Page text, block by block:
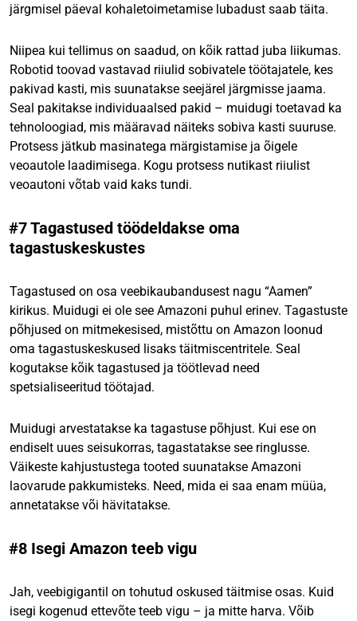
järgmisel päeval kohaletoimetamise lubadust saab täita.
Niipea kui tellimus on saadud, on kõik rattad juba liikumas.
Robotid toovad vastavad riiulid sobivatele töötajatele, kes
pakivad kasti, mis suunatakse seejärel järgmisse jaama.
Seal pakitakse individuaalsed pakid – muidugi toetavad ka
tehnoloogiad, mis määravad näiteks sobiva kasti suuruse.
Protsess jätkub masinatega märgistamise ja õigele
veoautole laadimisega. Kogu protsess nutikast riiulist
veoautoni võtab vaid kaks tundi.
#7 Tagastused töödeldakse oma
tagastuskeskustes
Tagastused on osa veebikaubandusest nagu “Aamen”
kirikus. Muidugi ei ole see Amazoni puhul erinev. Tagastuste
põhjused on mitmekesised, mistõttu on Amazon loonud
oma tagastuskeskused lisaks täitmiscentritele. Seal
kogutakse kõik tagastused ja töötlevad need
spetsialiseeritud töötajad.
Muidugi arvestatakse ka tagastuse põhjust. Kui ese on
endiselt uues seisukorras, tagastatakse see ringlusse.
Väikeste kahjustustega tooted suunatakse Amazoni
laovarude pakkumisteks. Need, mida ei saa enam müüa,
annetatakse või hävitatakse.
#8 Isegi Amazon teeb vigu
Jah, veebigigantil on tohutud oskused täitmise osas. Kuid
isegi kogenud ettevõte teeb vigu – ja mitte harva. Võib